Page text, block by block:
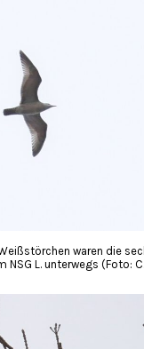
waren die
NSG L. unterwegs (Foto: